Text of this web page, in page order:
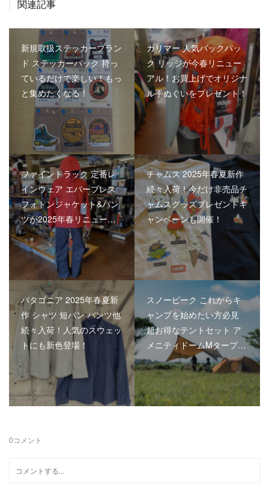
関連記事
新規取扱ステッカーブラン
ド ステッカーパック 持っ
ているだけで楽しい！もっ
と集めたくなる！
カリマー 人気バックパッ
ク リッジが今春リニュー
アル！お買上げでオリジナ
ル手ぬぐいをプレゼント！
ファイントラック 定番レ
インウェア エバーブレス
フォトンジャケット&パン
ツが2025年春リニュー…
チャムス 2025年春夏新作
続々入荷！今だけ非売品チ
ャムスグッズプレゼントキ
ャンペーンも開催！
パタゴニア 2025年春夏新
作 シャツ 短パン パンツ他
続々入荷！人気のスウェッ
トにも新色登場！
スノーピーク これからキ
ャンプを始めたい方必見
超お得なテントセット ア
メニティドームMタープ…
0コメント